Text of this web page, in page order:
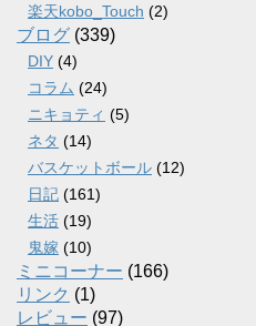
楽天kobo_Touch (2)
ブログ (339)
DIY (4)
コラム (24)
ニキョティ (5)
ネタ (14)
バスケットボール (12)
日記 (161)
生活 (19)
鬼嫁 (10)
ミニコーナー (166)
リンク (1)
レビュー (97)